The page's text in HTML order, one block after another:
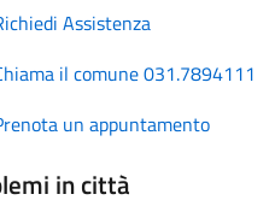
Assistenza
il comune 031.7894111
un appuntamento
in città